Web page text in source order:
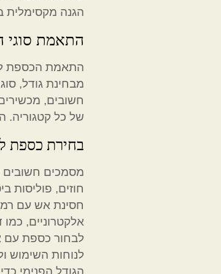
הגנה
התאמת סוגי
התאמת הכספת
מבחינת גודל,
חשובים,
של כל קטגוריה.
בחירת כספת
מסמכים חשובים
חוזים, פוליסות
חסינת אש עם
אלקטרוניים, כמו
לבחור כספת עם
לנוחות
הגודל הפנימי